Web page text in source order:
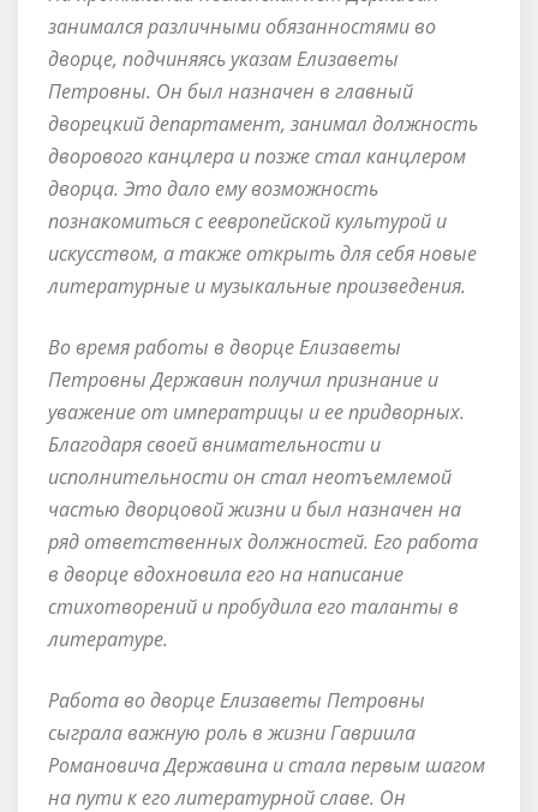
занимался различными обязанностями во
дворце, подчиняясь указам Елизаветы
Петровны. Он был назначен в главный
дворецкий департамент, занимал должность
дворового канцлера и позже стал канцлером
дворца. Это дало ему возможность
познакомиться с еевропейской культурой и
искусством, а также открыть для себя новые
литературные и музыкальные произведения.
Во время работы в дворце Елизаветы
Петровны Державин получил признание и
уважение от императрицы и ее придворных.
Благодаря своей внимательности и
исполнительности он стал неотъемлемой
частью дворцовой жизни и был назначен на
ряд ответственных должностей. Его работа
в дворце вдохновила его на написание
стихотворений и пробудила его таланты в
литературе.
Работа во дворце Елизаветы Петровны
сыграла важную роль в жизни Гавриила
Романовича Державина и стала первым шагом
на пути к его литературной славе. Он